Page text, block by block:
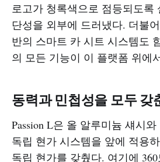
로고가 청록색으로 점등되도록
단성을 외부에 드러냈다. 더불
반의 스마트 카 시트 시스템도
의 모든 기능이 이 플랫폼 위에
동력과 민첩성을 모두 갖
Passion L은 올 알루미늄 섀시
독립 현가 시스템을 앞에 적용
독립 현가를 갖췄다. 여기에